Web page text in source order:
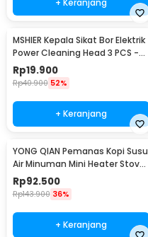
MSHIER Kepala Sikat Bor Elektrik
Power Cleaning Head 3 PCS -
DB003
Rp19.900
Rp40.900 52%
+ Keranjang
YONG QIAN Pemanas Kopi Susu
Air Minuman Mini Heater Stove
Pot 500W - YQ-105
Rp92.500
Rp143.900 36%
+ Keranjang